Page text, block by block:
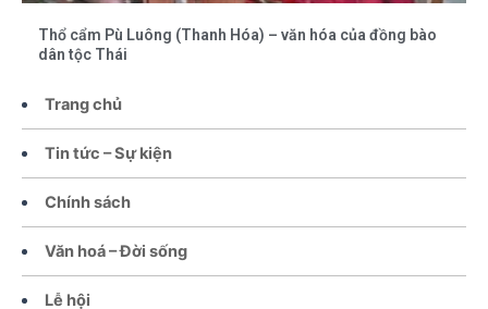
Trang chủ
Tin tức – Sự kiện
Chính sách
Văn hoá – Đời sống
Lễ hội
Thổ cẩm Pù Luông (Thanh Hóa) – văn hóa của đồng bào
dân tộc Thái